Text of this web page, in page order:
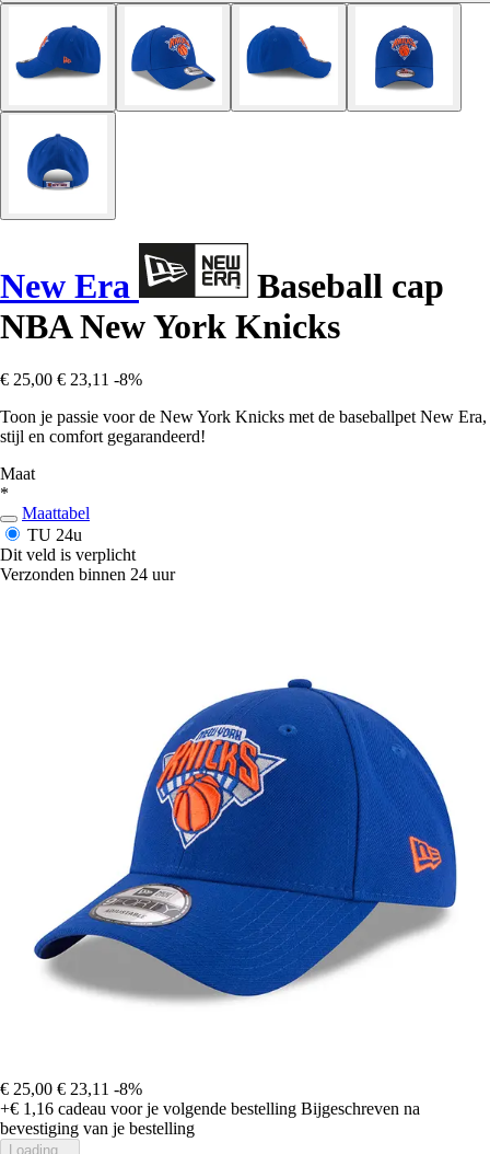
New Era
Baseball cap
NBA New York Knicks
€ 25,00 € 23,11 -8%
Toon je passie voor de New York Knicks met de baseballpet New Era,
stijl en comfort gegarandeerd!
Maat
*
Maattabel
TU 24u
Dit veld is verplicht
Verzonden binnen 24 uur
€ 25,00 € 23,11 -8%
+€ 1,16 cadeau voor je volgende bestelling Bijgeschreven na
bevestiging van je bestelling
Loading...